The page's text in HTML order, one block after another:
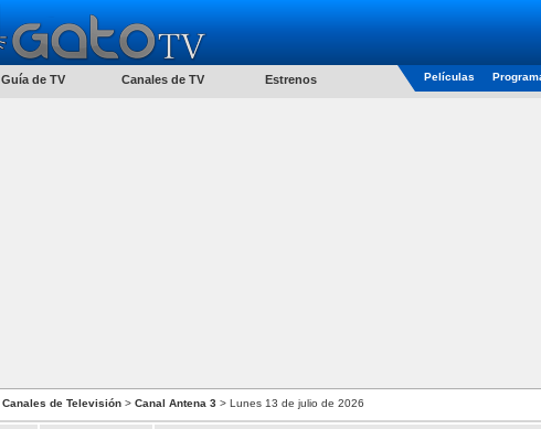
Guía de TV Canales de TV Estrenos Películas
Canales de Televisión > Canal Antena 3 > Lunes 13 de julio de 2026